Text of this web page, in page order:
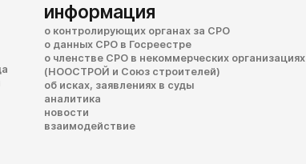
информация
о контролирующих органах за СРО
о данных СРО в Госреестре
о членстве СРО в некоммерческих организациях
(НООСТРОЙ и Союз строителей)
об исках, заявлениях в суды
аналитика
новости
взаимодействие